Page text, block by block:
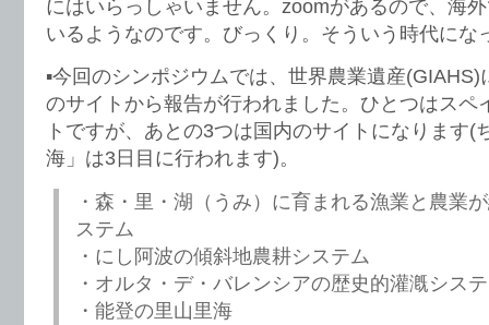
にはいらっしゃいません。zoomがあるので、海
いるようなのです。びっくり。そういう時代にな
▪️今回のシンポジウムでは、世界農業遺産
のサイトから報告が行われました。ひとつはスペ
トですが、あとの3つは国内のサイトになります(
海」は3日目に行われます)。
・森・里・湖（うみ）に育まれる漁業と農業
ステム
・にし阿波の傾斜地農耕システム
・オルタ・デ・バレンシアの歴史的灌漑シス
・能登の里山里海